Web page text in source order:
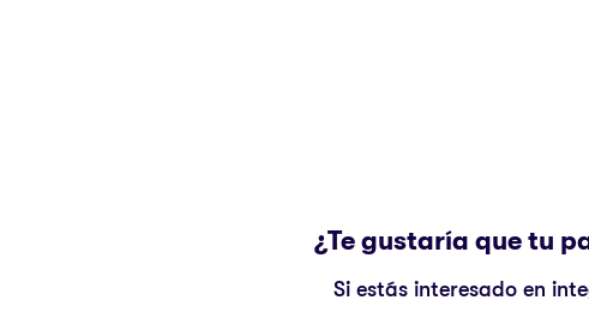
¿Te gustaría que tu
Si estás interesado en